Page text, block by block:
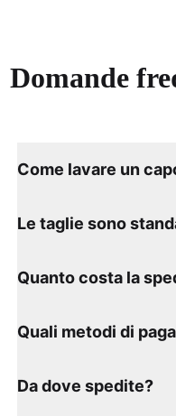
Domande
Come lavare un
Le taglie sono
Quanto costa la
Quali metodi di
Da dove spedite?